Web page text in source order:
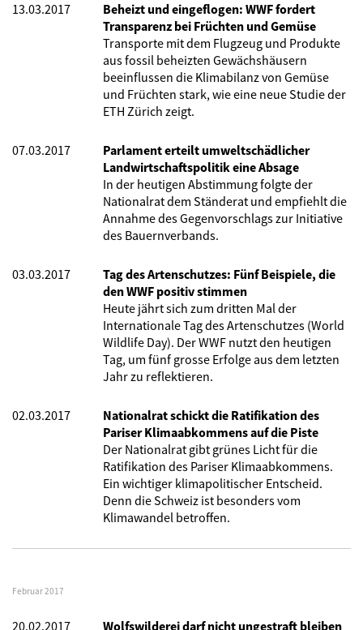
13.03.2017
Beheizt und eingeflogen: WWF fordert
Transparenz bei Früchten und Gemüse
Transporte mit dem Flugzeug und Produkte
aus fossil beheizten Gewächshäusern
beeinflussen die Klimabilanz von Gemüse
und Früchten stark, wie eine neue Studie der
ETH Zürich zeigt.
07.03.2017
Parlament erteilt umweltschädlicher
Landwirtschaftspolitik eine Absage
In der heutigen Abstimmung folgte der
Nationalrat dem Ständerat und empfiehlt die
Annahme des Gegenvorschlags zur Initiative
des Bauernverbands.
03.03.2017
Tag des Artenschutzes: Fünf Beispiele, die
den WWF positiv stimmen
Heute jährt sich zum dritten Mal der
Internationale Tag des Artenschutzes (World
Wildlife Day). Der WWF nutzt den heutigen
Tag, um fünf grosse Erfolge aus dem letzten
Jahr zu reflektieren.
02.03.2017
Nationalrat schickt die Ratifikation des
Pariser Klimaabkommens auf die Piste
Der Nationalrat gibt grünes Licht für die
Ratifikation des Pariser Klimaabkommens.
Ein wichtiger klimapolitischer Entscheid.
Denn die Schweiz ist besonders vom
Klimawandel betroffen.
Februar 2017
20.02.2017 Wolfswilderei darf nicht ungestraft bleiben